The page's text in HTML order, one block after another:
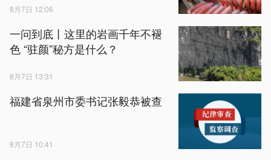
8月7日 12:06
一问到底丨这里的岩画千年不褪
色 “驻颜”秘方是什么？
8月7日 13:31
福建省泉州市委书记张毅恭被查
8月7日 10:41